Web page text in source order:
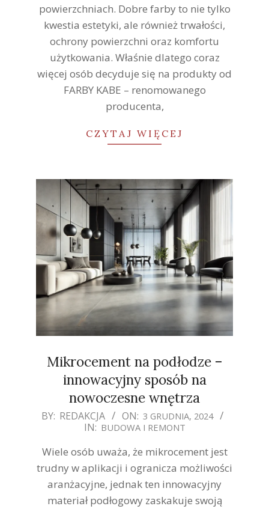
powierzchniach. Dobre farby to nie tylko
kwestia estetyki, ale również trwałości,
ochrony powierzchni oraz komfortu
użytkowania. Właśnie dlatego coraz
więcej osób decyduje się na produkty od
FARBY KABE – renomowanego
producenta,
CZYTAJ WIĘCEJ
Mikrocement na podłodze –
innowacyjny sposób na
nowoczesne wnętrza
2024-
03
BY: REDAKCJA ON: 3 GRUDNIA, 2024
IN: BUDOWA I REMONT
Wiele osób uważa, że mikrocement jest
trudny w aplikacji i ogranicza możliwości
aranżacyjne, jednak ten innowacyjny
materiał podłogowy zaskakuje swoją